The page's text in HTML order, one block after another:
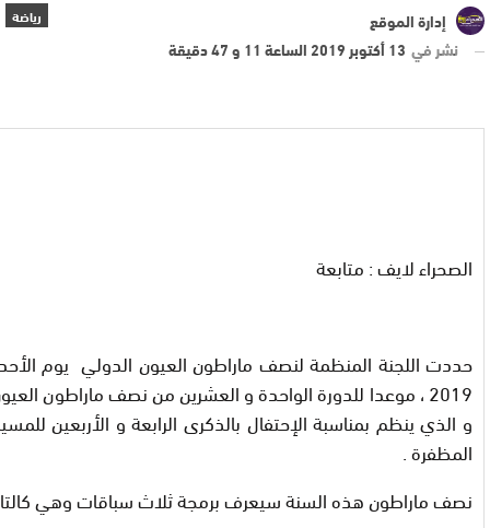
رياضة
إدارة الموقع
نشر في 13 أكتوبر 2019 الساعة 11 و 47 دقيقة
الصحراء لايف : متابعة
2019 ، موعدا للدورة الواحدة و العشرين من نصف ماراطون
و الذي ينظم بمناسبة الإحتفال بالذكرى الرابعة و الأربعين
المظفرة .
نصف ماراطون هذه السنة سيعرف برمجة ثلاث سباقات وهي